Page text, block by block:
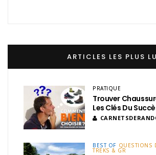
ARTICLES LES PLUS
PRATIQUE
Trouver
Les Clés Du
BEST OF QUESTIONS
TREKS & GR